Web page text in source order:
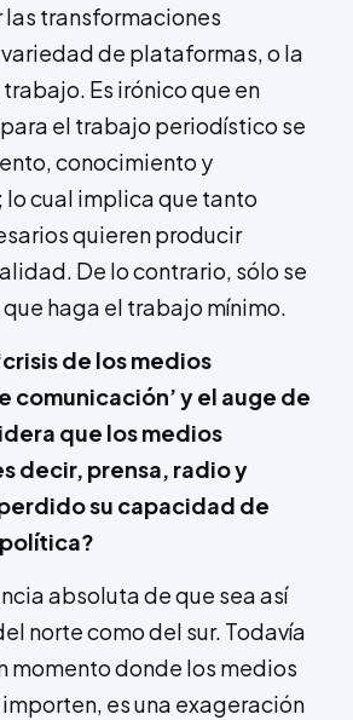
transformaciones
de plataformas, o la
Es irónico que en
el trabajo periodístico se
conocimiento y
cual implica que tanto
quieren producir
De lo contrario, sólo se
haga el trabajo mínimo.
de los medios
comunicación’ y el auge de
que los medios
decir, prensa, radio y
su capacidad de
absoluta de que sea así
norte como del sur. Todavía
momento donde los medios
es una exageración